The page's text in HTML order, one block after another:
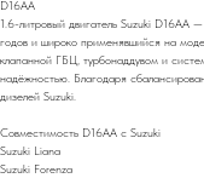
D16AA
1.6-литровый двигатель Suzuki
годов и широко применявшийся на
клапанной ГБЦ, турбонаддувом и
надёжностью. Благодаря
дизелей Suzuki.
Совместимость D16AA с Suzuki
Suzuki Liana
Suzuki Forenza